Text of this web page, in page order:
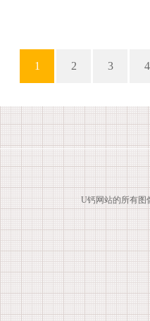
1 2 3 4
U钙网站的所有图